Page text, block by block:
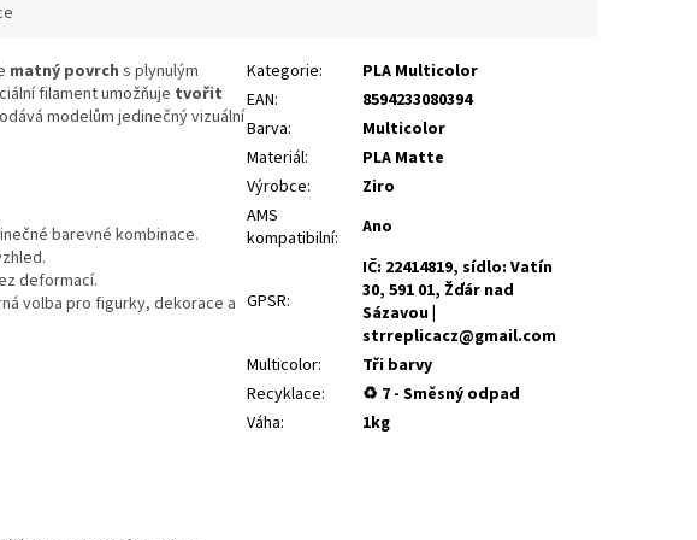
matný povrch s plynulým
filament umožňuje tvořit
modelům jedinečný vizuální
barevné kombinace.
deformací.
volba pro figurky, dekorace a
Kategorie:
PLA Multicolor
EAN:
8594233080394
Barva:
Multicolor
Materiál:
PLA Matte
Výrobce:
Ziro
AMS
kompatibilní: Ano
GPSR:
IČ: 22414819, sídlo: Vatín
30, 591 01, Žďár nad
Sázavou |
strreplicacz@gmail.com
Multicolor:
Tři barvy
Recyklace:
♻ 7 - Směsný odpad
Váha: 1kg